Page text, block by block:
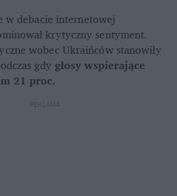
w debacie internetowej
krytyczny sentyment.
wobec Ukraińców stanowiły
gdy głosy wspierające
21 proc.
REKLAMA